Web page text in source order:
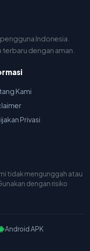
Indonesia.
dengan aman.
Kami
Privasi
tidak mengunggah atau
dengan risiko
Android APK